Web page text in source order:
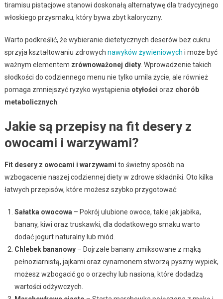
tiramisu pistacjowe stanowi doskonałą alternatywę dla tradycyjnego
włoskiego przysmaku, który bywa zbyt kaloryczny.
Warto podkreślić, że wybieranie dietetycznych deserów bez cukru
sprzyja kształtowaniu zdrowych nawyków żywieniowych i może być
ważnym elementem zrównoważonej diety. Wprowadzenie takich
słodkości do codziennego menu nie tylko umila życie, ale również
pomaga zmniejszyć ryzyko wystąpienia otyłości oraz chorób
metabolicznych
Jakie są przepisy na fit desery z
owocami i warzywami?
Fit desery z owocami i warzywami to świetny sposób na
wzbogacenie naszej codziennej diety w zdrowe składniki. Oto kilka
łatwych przepisów, które możesz szybko przygotować:
Sałatka owocowa – Pokrój ulubione owoce, takie jak jabłka,
banany, kiwi oraz truskawki, dla dodatkowego smaku warto
dodać jogurt naturalny lub miód.
Chlebek bananowy– Dojrzałe banany zmiksowane z mąką
pełnoziarnistą, jajkami oraz cynamonem stworzą pyszny wypiek,
możesz wzbogacić go o orzechy lub nasiona, które dodadzą
wartości odżywczych.